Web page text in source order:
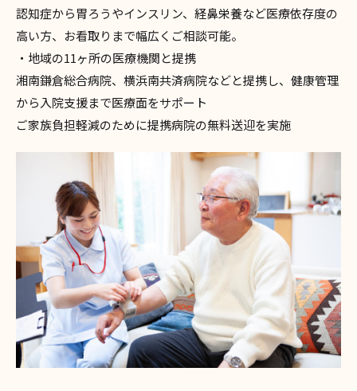
認知症から胃ろうやインスリン、経鼻栄養など医療依存度の
高い方、お看取りまで幅広くご相談可能。
・地域の11ヶ所の医療機関と提携
湘南鎌倉総合病院、横浜南共済病院などと提携し、健康管理
から入院支援まで医療面をサポート
ご家族負担軽減のために提携病院の無料送迎を実施